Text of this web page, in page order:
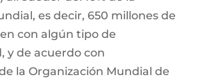
es decir, 650 millones de
con algún tipo de
y de acuerdo con
la Organización Mundial de